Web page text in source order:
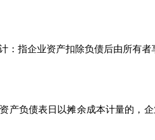
指企业资产扣除负债后由所有者
负债表日以摊余成本计量的，企